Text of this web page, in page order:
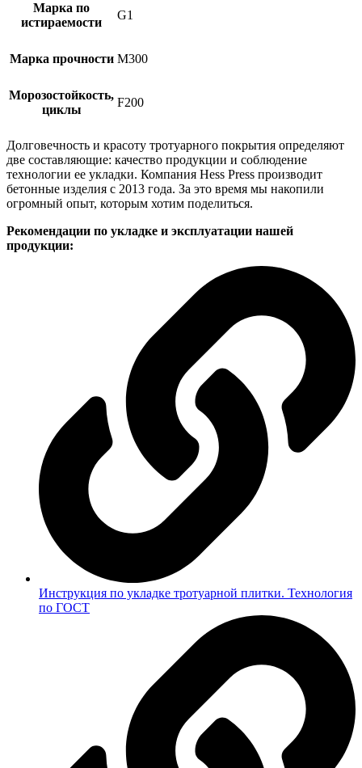
Марка по
истираемости
G1
Марка прочности М300
Морозостойкость,
циклы
F200
Долговечность и красоту тротуарного покрытия определяют
две составляющие: качество продукции и соблюдение
технологии ее укладки. Компания Hess Press производит
бетонные изделия с 2013 года. За это время мы накопили
огромный опыт, которым хотим поделиться.
Рекомендации по укладке и эксплуатации нашей
продукции:
Инструкция по укладке тротуарной плитки. Технология
по ГОСТ